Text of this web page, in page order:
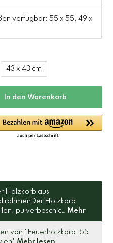
verfügbar: 55 x 55, 49 x
43 x 43 cm
In den Warenkorb
Holzkorb aus
Holzkorb
pulverbeschic… Mehr
von "Feuerholzkorb, 55